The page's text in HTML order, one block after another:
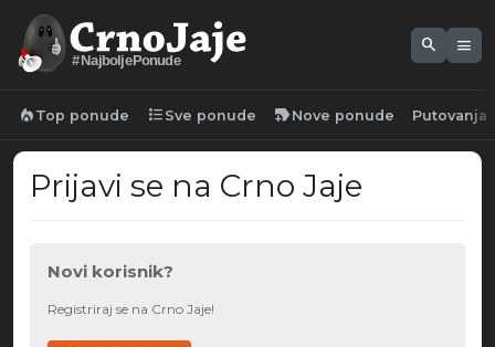
#NajboljePonude
search menu
local_fire_department Top ponude format_list_bulleted Sve ponude new_label Nove ponude Putovanja
Prijavi se na Crno Jaje
Novi korisnik?
Registriraj se na Crno Jaje!